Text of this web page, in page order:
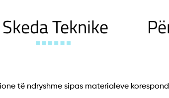
Skeda Teknike
të ndryshme sipas materialeve